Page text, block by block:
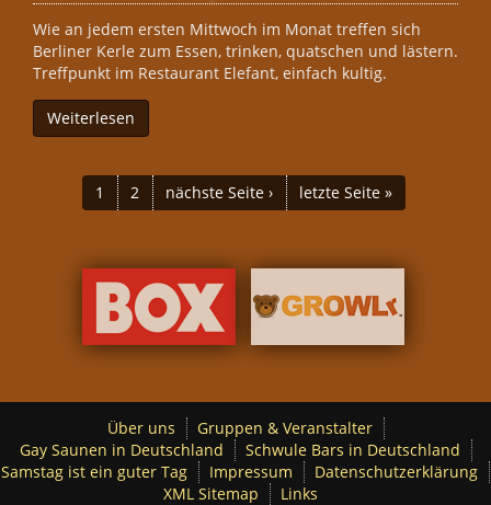
Wie an jedem ersten Mittwoch im Monat treffen sich
Berliner Kerle zum Essen, trinken, quatschen und lästern.
Treffpunkt im Restaurant Elefant, einfach kultig.
Weiterlesen
SEITEN
1 2 nächste Seite › letzte Seite »
Über uns
Gruppen & Veranstalter
Gay Saunen in Deutschland
Schwule Bars in Deutschland
Samstag ist ein guter Tag
Impressum
Datenschutzerklärung
XML Sitemap
Links